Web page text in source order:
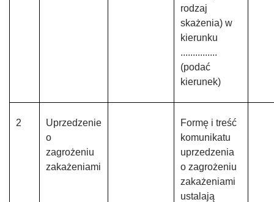
rodzaj
skażenia) w
kierunku
...............
(podać
kierunek)
2
Uprzedzenie
o
zagrożeniu
zakażeniami
Formę i treść
komunikatu
uprzedzenia
o zagrożeniu
zakażeniami
ustalają